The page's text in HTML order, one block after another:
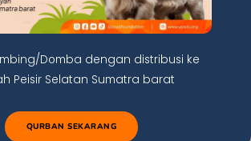
Domba dengan distribusi ke
Peisir Selatan Sumatra barat
QURBAN SEKARANG